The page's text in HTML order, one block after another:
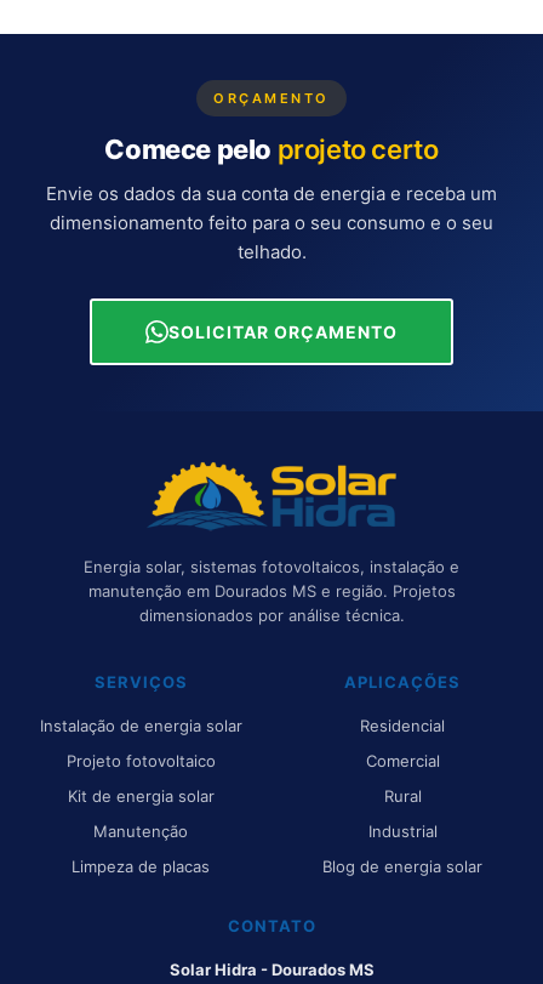
ORÇAMENTO
Comece pelo projeto certo
Envie os dados da sua conta de energia e receba um
dimensionamento feito para o seu consumo e o seu
telhado.
SOLICITAR ORÇAMENTO
Energia solar, sistemas fotovoltaicos, instalação e
manutenção em Dourados MS e região. Projetos
dimensionados por análise técnica.
SERVIÇOS
Instalação de energia solar
Projeto fotovoltaico
Kit de energia solar
Manutenção
Limpeza de placas
APLICAÇÕES
Residencial
Comercial
Rural
Industrial
Blog de energia solar
CONTATO
Solar Hidra - Dourados MS